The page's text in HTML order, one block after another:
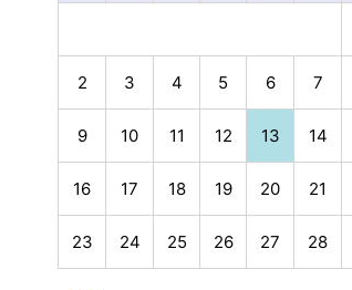
2 3 4 5 6 7
9 10 11 12 13 14
16 17 18 19 20 21
23 24 25 26 27 28